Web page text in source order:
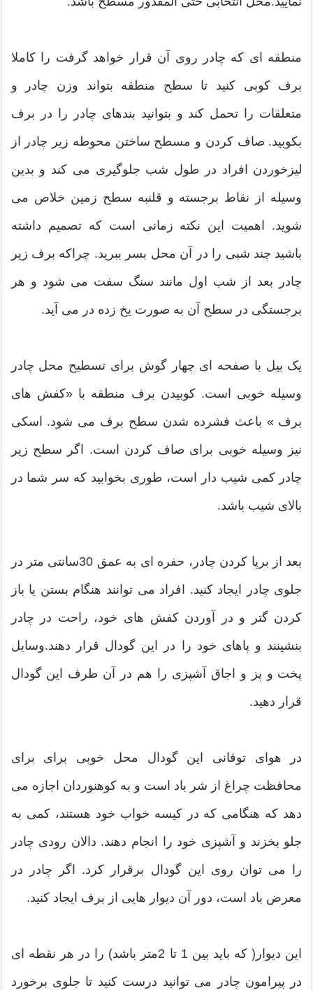
منطقه ای که چادر روی آن قرار خواهد گرفت را کاملا
برف کوبی کنید تا سطح منطقه بتواند وزن چادر و
متعلقات را تحمل کند و بتوانید بندهای چادر را در برف
بکوبید. صاف کردن و مسطح ساختن محوطه زیر چادر از
لیزخوردن افراد در طول شب جلوگیری می کند و بدین
وسیله از نقاط برجسته و قلنبه سطح زمین خلاص می
شوید. اهمیت این نکته زمانی است که تصمیم داشته
باشید چند شبی را در آن محل بسر ببرید. چراکه برف زیر
چادر بعد از شب اول مانند سنگ سفت می شود و هر
برجستگی در سطح آن به صورت یخ زده در می آید.
یک بیل با صفحه ای چهار گوش برای تسطیح محل چادر
وسیله خوبی است. کوبیدن برف منطقه با «کفش های
برف » باعث فشرده شدن سطح برف می شود. اسکی
نیز وسیله خوبی برای صاف کردن است. اگر سطح زیر
چادر کمی شیب دار است، طوری بخوابید که سر شما در
بالای شیب باشد.
بعد از برپا کردن چادر، حفره ای به عمق 30سانتی متر در
جلوی چادر ایجاد کنید. افراد می توانند هنگام بستن یا باز
کردن گتر و در آوردن کفش های خود، راحت در چادر
بنشینند و پاهای خود را در این گودال قرار دهند.وسایل
پخت و پز و اجاق آشپزی را هم در آن طرف این گودال
قرار دهید.
در هوای توفانی این گودال محل خوبی برای برای
محافظت چراغ از شر باد است و به کوهنوردان اجازه می
دهد که هنگامی که در کیسه خواب خود هستند، کمی به
جلو بخزند و آشپزی خود را انجام دهند. دالان رودی چادر
را می توان روی این گودال برقرار کرد. اگر چادر در
معرض باد است، دور آن دیوار هایی از برف ایجاد کنید.
این دیوار( که باید بین 1 تا 2متر باشد) را در هر نقطه ای
در پیرامون چادر می توانید درست کنید تا جلوی برخورد